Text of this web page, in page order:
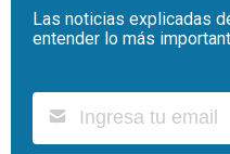
Las noticias explicadas
entender lo más